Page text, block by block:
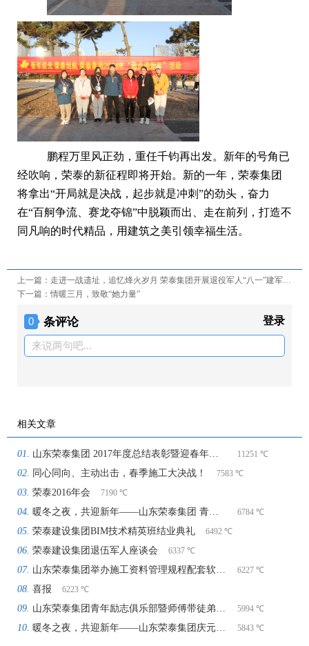
鹏程万里风正劲，重任千钧再出发。新年的号角已
经吹响，荣泰的新征程即将开始。新的一年，荣泰集团
将拿出“开局就是决战，起步就是冲刺”的劲头， 奋力
在“百舸争流、赛龙夺锦”中脱颖而出、走在前列
，打造不
同凡响的时代精品，用建筑之美引领幸福生活。
上一篇： 走进一战遗址，追忆烽火岁月 荣泰集团开展退役军人“八一”建军节主题活动
下一篇： 情暖三月，致敬“她力量”
0 条评论 登录
来说两句吧...
相关文章
山东荣泰集团 2017年度总结表彰暨迎春年会隆重举行 11251 ℃
同心同向、主动出击，春季施工大决战！ 7583 ℃
荣泰2016年会 7190 ℃
暖冬之夜，共迎新年——山东荣泰集团 青年励志俱乐部成立一周年暨庆元旦迎新年联谊会隆重举行 6784 ℃
荣泰建设集团BIM技术精英班结业典礼 6492 ℃
荣泰建设集团退伍军人座谈会 6337 ℃
山东荣泰集团举办施工资料管理规程配套软件使用培训 6227 ℃
喜报 6223 ℃
山东荣泰集团青年励志俱乐部暨师傅带徒弟活动 5994 ℃
暖冬之夜，共迎新年——山东荣泰集团庆元旦迎新年联谊会隆重举行 5843 ℃